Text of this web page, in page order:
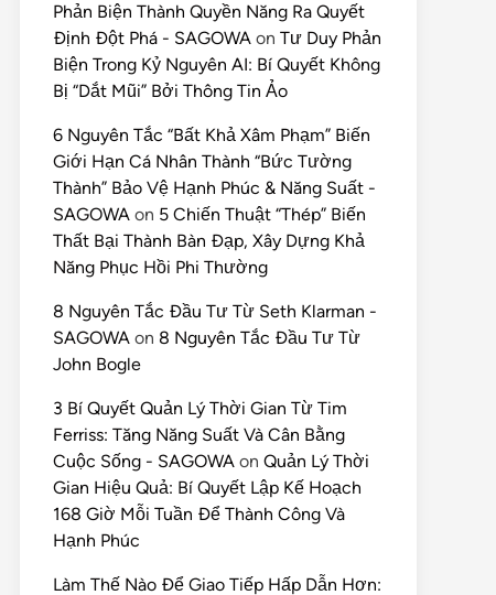
Phản Biện Thành Quyền Năng Ra Quyết
Định Đột Phá - SAGOWA on Tư Duy Phản
Biện Trong Kỷ Nguyên AI: Bí Quyết Không
Bị “Dắt Mũi” Bởi Thông Tin Ảo
6 Nguyên Tắc “Bất Khả Xâm Phạm” Biến
Giới Hạn Cá Nhân Thành “Bức Tường
Thành” Bảo Vệ Hạnh Phúc & Năng Suất -
SAGOWA on 5 Chiến Thuật “Thép” Biến
Thất Bại Thành Bàn Đạp, Xây Dựng Khả
Năng Phục Hồi Phi Thường
8 Nguyên Tắc Đầu Tư Từ Seth Klarman -
SAGOWA on 8 Nguyên Tắc Đầu Tư Từ
John Bogle
3 Bí Quyết Quản Lý Thời Gian Từ Tim
Ferriss: Tăng Năng Suất Và Cân Bằng
Cuộc Sống - SAGOWA on Quản Lý Thời
Gian Hiệu Quả: Bí Quyết Lập Kế Hoạch
168 Giờ Mỗi Tuần Để Thành Công Và
Hạnh Phúc
Làm Thế Nào Để Giao Tiếp Hấp Dẫn Hơn: